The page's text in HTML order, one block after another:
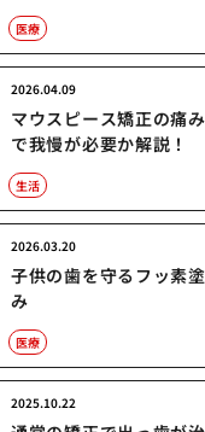
医療
マウスピース矯正の痛
で我慢が必要か解説！
2026.04.09
生活
子供の歯を守るフッ素
み
2026.03.20
医療
2025.10.22